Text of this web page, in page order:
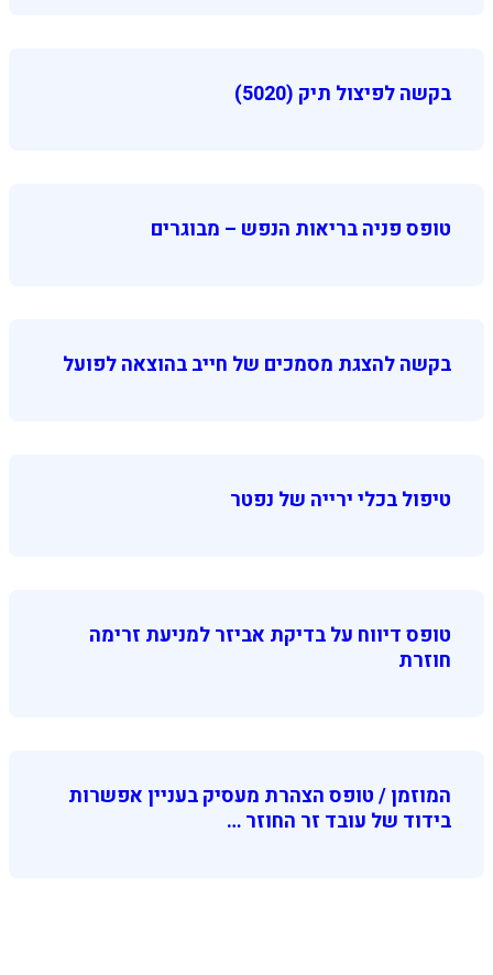
בקשה לפיצול תיק (5020)
טופס פניה בריאות הנפש – מבוגרים
בקשה להצגת מסמכים של חייב בהוצאה לפועל
טיפול בכלי ירייה של נפטר
טופס דיווח על בדיקת אביזר למניעת זרימה
חוזרת
המוזמן / טופס הצהרת מעסיק בעניין אפשרות
בידוד של עובד זר החוזר …